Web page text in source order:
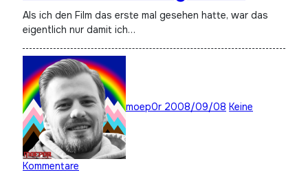
(1987)
Als ich den Film das erste mal gesehen hatte, war das
eigentlich nur damit ich…
moep0r 2008/09/08 Keine
Kommentare